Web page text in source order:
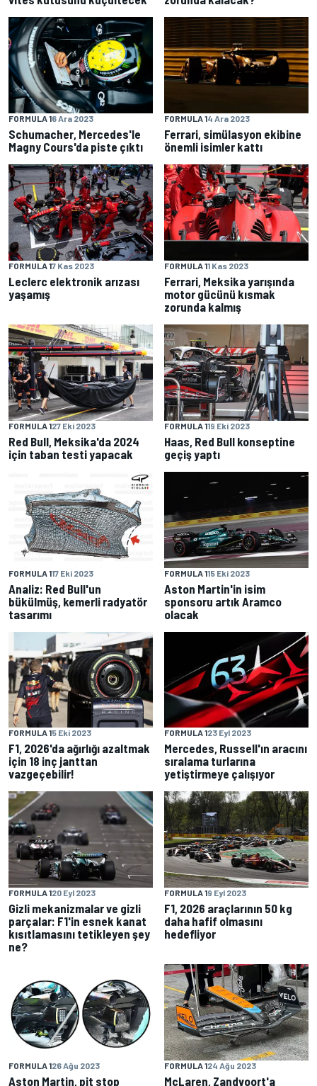
FORMULA 16 Ara 2023
Schumacher, Mercedes'le
Magny Cours'da piste çıktı
FORMULA 14 Ara 2023
Ferrari, simülasyon ekibine
önemli isimler kattı
FORMULA 17 Kas 2023
Leclerc elektronik arızası
yaşamış
FORMULA 11 Kas 2023
Ferrari, Meksika yarışında
motor gücünü kısmak
zorunda kalmış
FORMULA 127 Eki 2023
Red Bull, Meksika'da 2024
için taban testi yapacak
FORMULA 119 Eki 2023
Haas, Red Bull konseptine
geçiş yaptı
FORMULA 117 Eki 2023
Analiz: Red Bull'un
bükülmüş, kemerli radyatör
tasarımı
FORMULA 115 Eki 2023
Aston Martin'in isim
sponsoru artık Aramco
olacak
FORMULA 15 Eki 2023
F1, 2026'da ağırlığı azaltmak
için 18 inç janttan
vazgeçebilir!
FORMULA 123 Eyl 2023
Mercedes, Russell'ın aracını
sıralama turlarına
yetiştirmeye çalışıyor
FORMULA 120 Eyl 2023
Gizli mekanizmalar ve gizli
parçalar: F1'in esnek kanat
kısıtlamasını tetikleyen şey
ne?
FORMULA 19 Eyl 2023
F1, 2026 araçlarının 50 kg
daha hafif olmasını
hedefliyor
FORMULA 126 Ağu 2023
Aston Martin, pit stop
FORMULA 124 Ağu 2023
McLaren, Zandvoort'a